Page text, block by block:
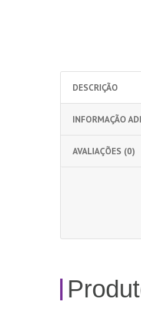
DESCRIÇÃO
INFORMAÇÃO
AVALIAÇÕES (0)